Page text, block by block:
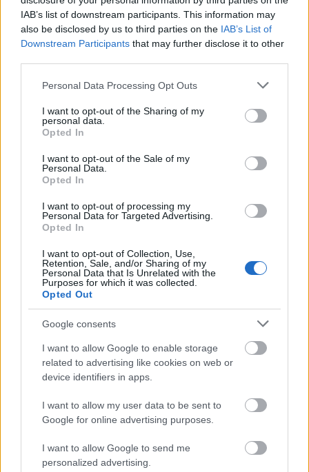
IAB’s list of downstream participants. This information may
also be disclosed by us to third parties on the IAB’s List of
Downstream Participants that may further disclose it to other
Please note that this website/app uses one or more Google
not limited to your visit or usage behaviour. You may click to
grant or deny consent to Google and its third-party tags to
use your data for below specified purposes in below Google
consent section.
Personal Data Processing Opt Outs
I want to opt-out of the Sharing of my
personal data.
Opted In
I want to opt-out of the Sale of my
Personal Data.
Opted In
I want to opt-out of processing my
Personal Data for Targeted Advertising.
Opted In
I want to opt-out of Collection, Use,
Retention, Sale, and/or Sharing of my
Personal Data that Is Unrelated with the
Purposes for which it was collected.
Opted Out
Google consents
I want to allow Google to enable storage
related to advertising like cookies on web or
device identifiers in apps.
I want to allow my user data to be sent to
Google for online advertising purposes.
I want to allow Google to send me
personalized advertising.
Sébastien Tellier:La Ritournelle(2004)
A szám nemcsak a francia zenész egyik legnagyobb
sikere, hanem fontos szerepet játszott abban is, hogy
Tony Allent mint közreműködőt visszahozza a
köztudatba. Figyeljük meg, ahogy az instrumentális
és énekes rész közötti megteremti a folytonosságot a
dob, miközben finoman meg is változik. Szegény
Sébastien Tellier sosem tudta élőben játszani ezt a
számot, mert nem talált senkit, aki ezt az első take-re